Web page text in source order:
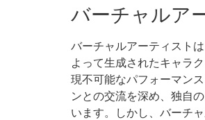
バーチャルア
バーチャルアーティスト
よって生成されたキャラ
現不可能なパフォーマン
ンとの交流を深め、独自
います。しかし、バーチ